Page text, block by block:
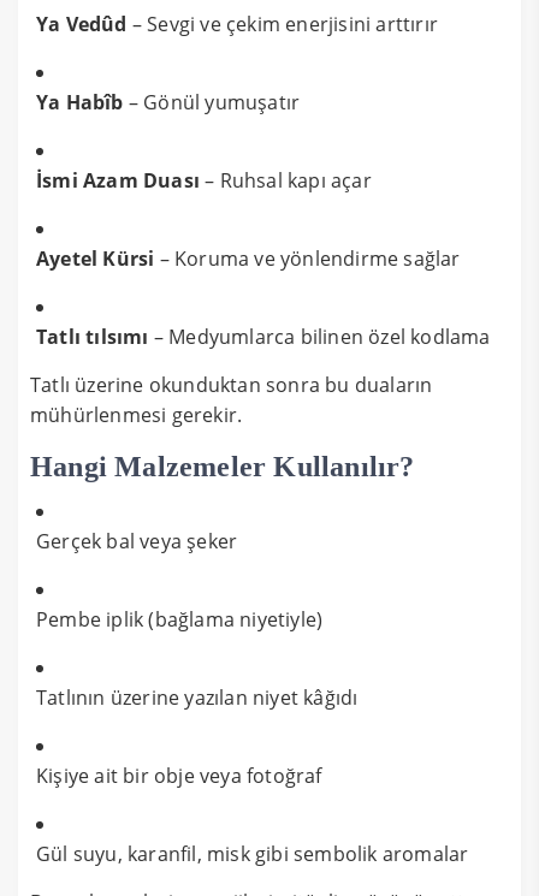
Ya Vedûd – Sevgi ve çekim enerjisini arttırır
Ya Habîb – Gönül yumuşatır
İsmi Azam Duası – Ruhsal kapı açar
Ayetel Kürsi – Koruma ve yönlendirme sağlar
Tatlı tılsımı – Medyumlarca bilinen özel kodlama
Tatlı üzerine okunduktan sonra bu duaların
mühürlenmesi gerekir.
Hangi Malzemeler Kullanılır?
Gerçek bal veya şeker
Pembe iplik (bağlama niyetiyle)
Tatlının üzerine yazılan niyet kâğıdı
Kişiye ait bir obje veya fotoğraf
Gül suyu, karanfil, misk gibi sembolik aromalar